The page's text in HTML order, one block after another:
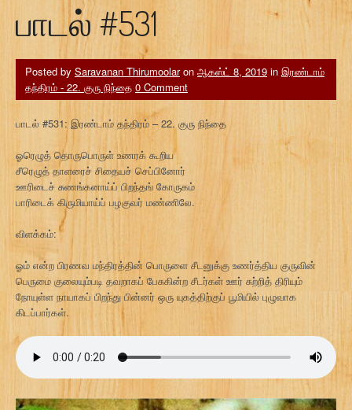
பாடல் #531
Posted by Saravanan Thirumoolaron ஆகஸ்ட் 8, 2019 in இரண்டாம்
தந்திரம் - 22. குரு நிந்தை 0 Comment
பாடல் #531: இரண்டாம் தந்திரம் – 22. குரு நிந்தை
ஓரெழுத் தொருபொருள் உணரக் கூறிய
சீரெழுத் தாளரைச் சிதையச் செப்பினோர்
ஊரிடைச் சுணங்கனாய்ப் பிறந்தங் கோருகம்
பாரிடைக் கிருமியாய்ப் பழகுவர் மண்ணிலே.
விளக்கம்:
ஓம் என்ற பிரணவ மந்திரத்தின் பொருளை சீடனுக்கு உணர்த்திய குருவின்
பெருமை குலையும்படி தவறாகப் பேசுகின்ற சீடர்கள் ஊர் சுற்றித் திரியும்
நோயுள்ள நாயாகப் பிறந்து பின்னர் ஒரு யுகத்திற்குப் பூமியில் புழுவாக
கிடப்பார்கள்.